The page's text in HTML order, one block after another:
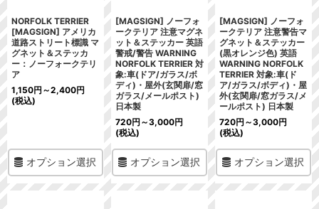
NORFOLK TERRIER
[MAGSIGN] アメリカ
道路ストリート標識 マ
グネット＆ステッカ
ー：ノーフォークテリ
ア
1,150円 ～2,400円
(税込)
オプション選択
[MAGSIGN] ノーフォ
ークテリア 注意マグネ
ット＆ステッカー 英語
警戒/警告 WARNING
NORFOLK TERRIER 対
象:車(ドア/ガラス/ボ
ディ)・屋外(玄関扉/窓
ガラス/メールポスト)
日本製
720円 ～3,000円
(税込)
オプション選択
[MAGSIGN] ノーフォ
ークテリア 注意警告マ
グネット＆ステッカー
(黒オレンジ色) 英語
WARNING NORFOLK
TERRIER 対象:車(ド
ア/ガラス/ボディ)・屋
外(玄関扉/窓ガラス/メ
ールポスト) 日本製
720円 ～3,000円
(税込)
オプション選択